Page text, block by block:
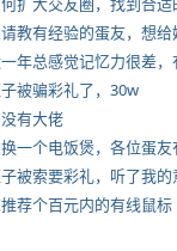
年总感觉记忆力很差，
被骗彩礼了，30w
有大佬
一个电饭煲，各位蛋友
被索要彩礼，听了我
荐个百元内的有线鼠标